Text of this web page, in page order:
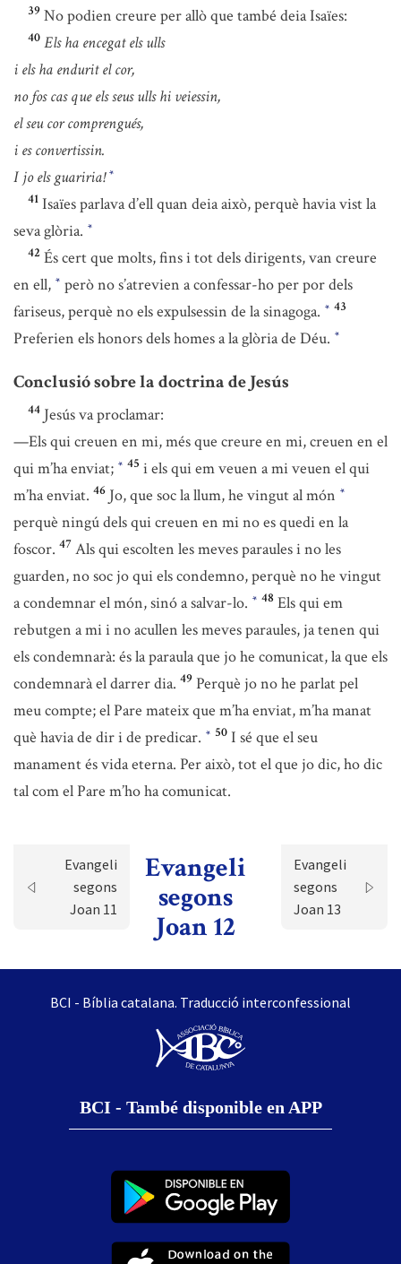
39 No podien creure per allò que també deia Isaïes:
40 Els ha encegat els ulls
i els ha endurit el cor,
no fos cas que els seus ulls hi veiessin,
el seu cor comprengués,
i es convertissin.
I jo els guariria! *
41 Isaïes parlava d’ell quan deia això, perquè havia vist la
seva glòria. *
42 És cert que molts, fins i tot dels dirigents, van creure
en ell, * però no s’atrevien a confessar-ho per por dels
fariseus, perquè no els expulsessin de la sinagoga. * 43
Preferien els honors dels homes a la glòria de Déu. *
Conclusió sobre la doctrina de Jesús
44 Jesús va proclamar:
—Els qui creuen en mi, més que creure en mi, creuen en el
qui m’ha enviat; * 45 i els qui em veuen a mi veuen el qui
m’ha enviat. 46 Jo, que soc la llum, he vingut al món *
perquè ningú dels qui creuen en mi no es quedi en la
foscor. 47 Als qui escolten les meves paraules i no les
guarden, no soc jo qui els condemno, perquè no he vingut
a condemnar el món, sinó a salvar-lo. * 48 Els qui em
rebutgen a mi i no acullen les meves paraules, ja tenen qui
els condemnarà: és la paraula que jo he comunicat, la que els
condemnarà el darrer dia. 49 Perquè jo no he parlat pel
meu compte; el Pare mateix que m’ha enviat, m’ha manat
què havia de dir i de predicar. * 50 I sé que el seu
manament és vida eterna. Per això, tot el que jo dic, ho dic
tal com el Pare m’ho ha comunicat.
Evangeli
segons
Joan 11
Evangeli
segons
Joan 12
Evangeli
segons
Joan 13
BCI - Bíblia catalana. Traducció interconfessional
BCI - També disponible en APP